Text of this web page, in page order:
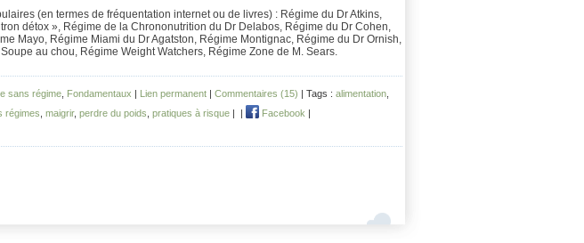
(en termes de fréquentation internet ou de livres) : Régime du Dr Atkins,
détox », Régime de la Chrononutrition du Dr Delabos, Régime du Dr Cohen,
Mayo, Régime Miami du Dr Agatston, Régime Montignac, Régime du Dr Ornish,
au chou, Régime Weight Watchers, Régime Zone de M. Sears.
sans régime Fondamentaux | Lien permanent | Commentaires (15) | Tags : alimentation
régimes maigrir, perdre du poids pratiques à risque | | Facebook |